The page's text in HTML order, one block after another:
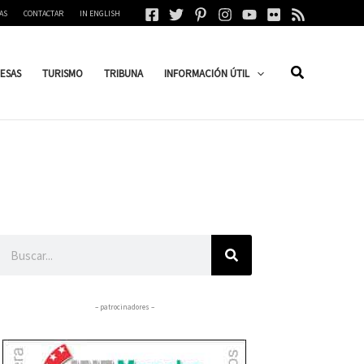
CONTACTAR IN ENGLISH
TURISMO TRIBUNA INFORMACIÓN ÚTIL
– patrocinadores –